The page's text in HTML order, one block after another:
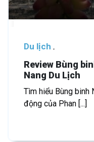
Du lịch
Review Bùng
Nang Du Lịch
Tìm hiểu Bùng binh
động của Phan [...]